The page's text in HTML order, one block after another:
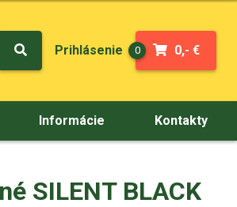
Prihlásenie 0 0,- €
Informácie Kontakty
SILENT BLACK